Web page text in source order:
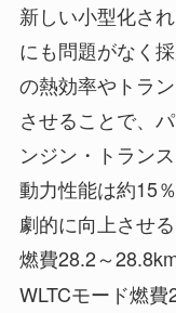
新しい小型化さ
にも問題がなく
の熱効率やトラ
させることで、
ンジン・トラン
動力性能は約15
劇的に向上させ
燃費28.2～
WLTCモード燃